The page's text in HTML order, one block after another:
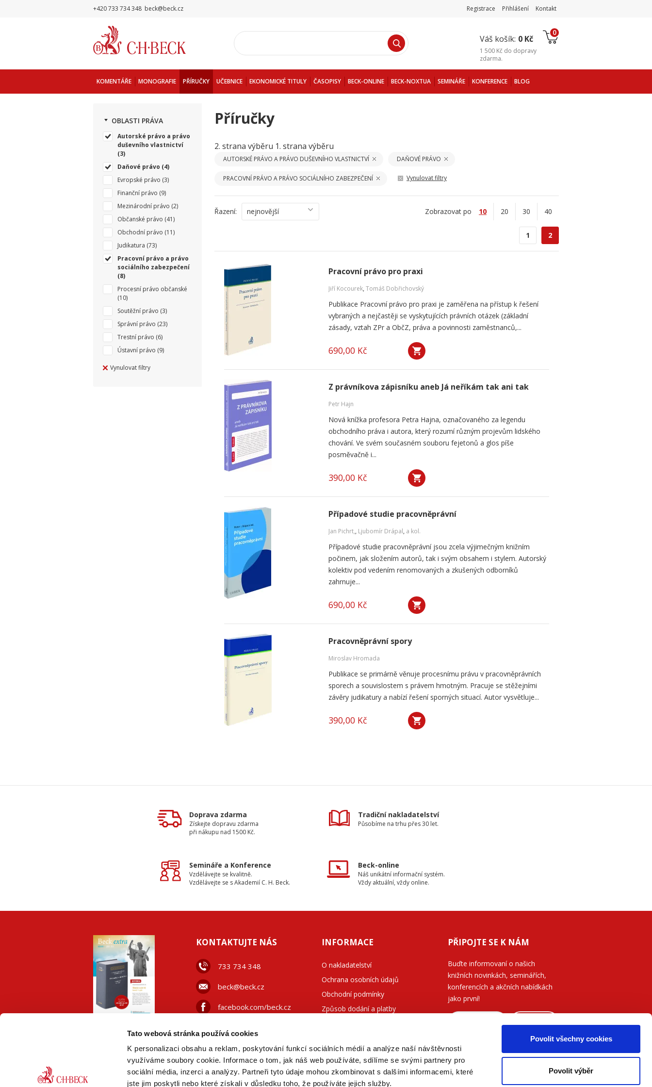
Tato webová stránka používá cookies
K personalizaci obsahu a reklam, poskytování funkcí sociálních médií a analýze naší návštěvnosti
využíváme soubory cookie. Informace o tom, jak náš web používáte, sdílíme se svými partnery pro
sociální média, inzerci a analýzy. Partneři tyto údaje mohou zkombinovat s dalšími informacemi, které
jste jim poskytli nebo které získali v důsledku toho, že používáte jejich služby.
Povolit všechny cookies
Povolit výběr
+420 733 734 348 beck@beck.cz Registrace Přihlášení Kontakt
Váš košík: 0 Kč
0
1 500 Kč do dopravy
zdarma.
KOMENTÁŘE MONOGRAFIE PŘÍRUČKY UČEBNICE EKONOMICKÉ TITULY ČASOPISY BECK-ONLINE BECK-NOXTUA SEMINÁŘE KONFERENCE BLOG
OBLASTI PRÁVA
Autorské právo a právo
duševního vlastnictví
(3)
Daňové právo (4)
Evropské právo (3)
Finanční právo (9)
Mezinárodní právo (2)
Občanské právo (41)
Obchodní právo (11)
Judikatura (73)
Pracovní právo a právo
sociálního zabezpečení
(8)
Procesní právo občanské
(10)
Soutěžní právo (3)
Správní právo (23)
Trestní právo (6)
Ústavní právo (9)
Vynulovat filtry
Příručky
2. strana výběru 1. strana výběru
AUTORSKÉ PRÁVO A PRÁVO DUŠEVNÍHO VLASTNICTVÍ DAŇOVÉ PRÁVO
PRACOVNÍ PRÁVO A PRÁVO SOCIÁLNÍHO ZABEZPEČENÍ Vynulovat filtry
Řazení: nejnovější Zobrazovat po 10 20 30 40
1 2
Pracovní právo pro praxi
Jiří Kocourek, Tomáš Dobřichovský
Publikace Pracovní právo pro praxi je zaměřena na přístup k řešení
vybraných a nejčastěji se vyskytujících právních otázek (základní
zásady, vztah ZPr a ObčZ, práva a povinnosti zaměstnanců,...
690,00 Kč
Z právníkova zápisníku aneb Já neříkám tak ani tak
Petr Hajn
Nová knížka profesora Petra Hajna, označovaného za legendu
obchodního práva i autora, který rozumí různým projevům lidského
chování. Ve svém současném souboru fejetonů a glos píše
posměvačně i...
390,00 Kč
Případové studie pracovněprávní
Jan Pichrt,, Ljubomír Drápal, a kol.
Případové studie pracovněprávní jsou zcela výjimečným knižním
počinem, jak složením autorů, tak i svým obsahem i stylem. Autorský
kolektiv pod vedením renomovaných a zkušených odborníků
zahrnuje...
690,00 Kč
Pracovněprávní spory
Miroslav Hromada
Publikace se primárně věnuje procesnímu právu v pracovněprávních
sporech a souvislostem s právem hmotným. Pracuje se stěžejními
závěry judikatury a nabízí řešení sporných situací. Autor vysvětluje...
390,00 Kč
Doprava zdarma
Získejte dopravu zdarma
při nákupu nad 1500 Kč.
Tradiční nakladatelství
Působíme na trhu přes 30 let.
Semináře a Konference
Vzdělávejte se kvalitně.
Vzdělávejte se s Akademií C. H. Beck.
Beck-online
Náš unikátní informační systém.
Vždy aktuální, vždy online.
PDF
VERZE
KONTAKTUJTE NÁS
733 734 348
beck@beck.cz
facebook.com/beck.cz
INFORMACE
O nakladatelství
Ochrana osobních údajů
Obchodní podmínky
Způsob dodání a platby
PŘIPOJTE SE K NÁM
Buďte informovaní o našich
knižních novinkách, seminářích,
konferencích a akčních nabídkách
jako první!
Přečtěte si, jak naše nakladatelství
nakládá s Vašimi
osobními údaji.